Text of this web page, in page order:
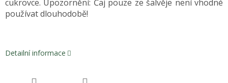
cukrovce. Upozornění: Čaj pouze ze šalvěje není vhodné
používat dlouhodobě!
Detailní informace